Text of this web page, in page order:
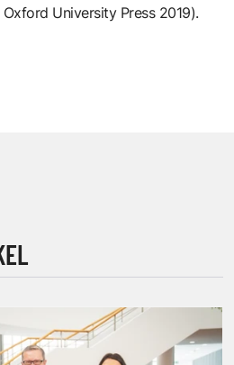
Oxford University Press 2019).